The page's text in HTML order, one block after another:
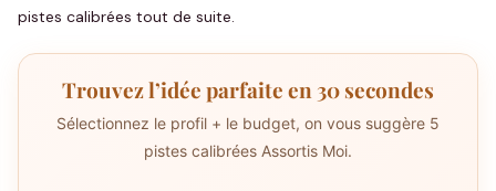
pistes calibrées tout de suite.
Trouvez l’idée parfaite en 30 secondes
Sélectionnez le profil + le budget, on vous suggère 5
pistes calibrées Assortis Moi.